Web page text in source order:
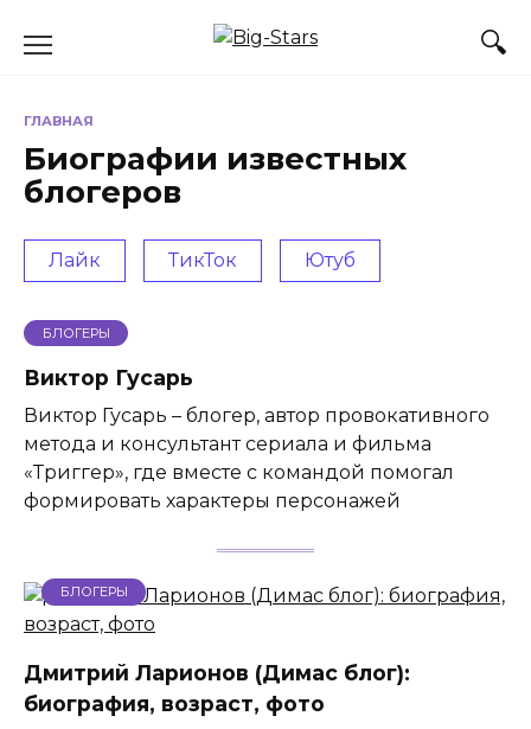
ГЛАВНАЯ
Биографии известных
блогеров
Лайк ТикТок Ютуб
БЛОГЕРЫ
Виктор Гусарь
Виктор Гусарь – блогер, автор провокативного
метода и консультант сериала и фильма
«Триггер», где вместе с командой помогал
формировать характеры персонажей
БЛОГЕРЫ
Дмитрий Ларионов (Димас блог):
биография, возраст, фото